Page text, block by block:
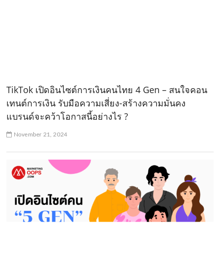
TikTok เปิดอินไซต์การเงินคนไทย 4 Gen – สนใจคอน
เทนต์การเงิน รับมือความเสี่ยง-สร้างความมั่นคง
แบรนด์จะคว้าโอกาสนี้อย่างไร ?
November 21, 2024